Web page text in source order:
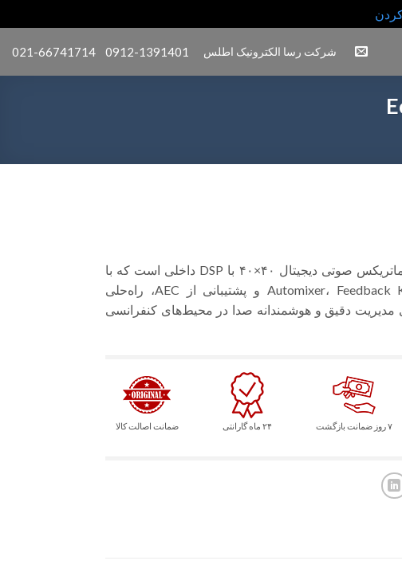
شرکت رسا الکترونیک اطلس 0912-1391401
021-66741714
MIMO4040CDN یک ماتریکس صوتی دیجیتال ۴۰×۴۰ با DSP داخلی است که با
قابلیت‌هایی نظیر Automixer، Feedback Killer و پشتیبانی از AEC، راه‌حلی
دقیق و هوشمندانه صدا در محیط‌های کنفرانسی
۷ روز ضمانت بازگشت ۲۴ ماه گارانتی ضمانت اصالت کالا